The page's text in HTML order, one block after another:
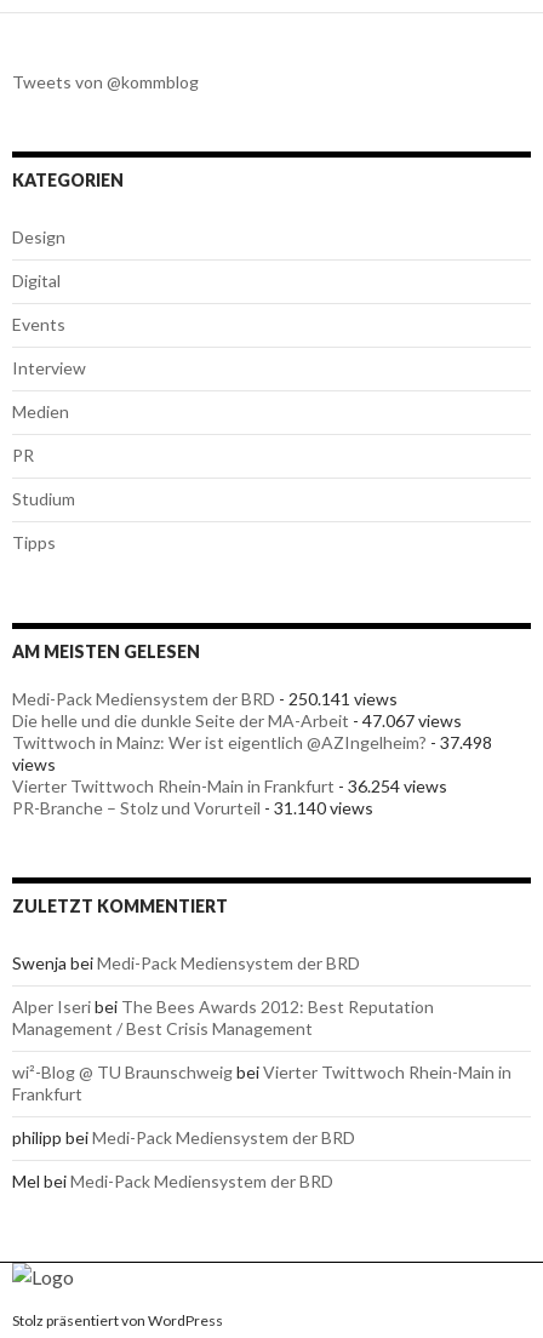
Tweets von @kommblog
KATEGORIEN
Design
Digital
Events
Interview
Medien
PR
Studium
Tipps
AM MEISTEN GELESEN
Medi-Pack Mediensystem der BRD - 250.141 views
Die helle und die dunkle Seite der MA-Arbeit - 47.067 views
Twittwoch in Mainz: Wer ist eigentlich @AZIngelheim? - 37.498
views
Vierter Twittwoch Rhein-Main in Frankfurt - 36.254 views
PR-Branche – Stolz und Vorurteil - 31.140 views
ZULETZT KOMMENTIERT
Swenja beiMedi-Pack Mediensystem der BRD
Alper Iseribei The Bees Awards 2012: Best Reputation
Management / Best Crisis Management
wi²-Blog @ TU BraunschweigbeiVierter Twittwoch Rhein-Main in
Frankfurt
philipp beiMedi-Pack Mediensystem der BRD
Mel beiMedi-Pack Mediensystem der BRD
Stolz präsentiert von WordPress